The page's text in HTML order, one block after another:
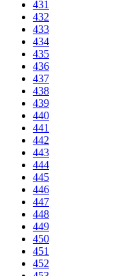
431
432
433
434
435
436
437
438
439
440
441
442
443
444
445
446
447
448
449
450
451
452